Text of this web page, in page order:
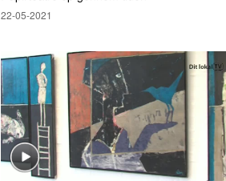
22-05-2021